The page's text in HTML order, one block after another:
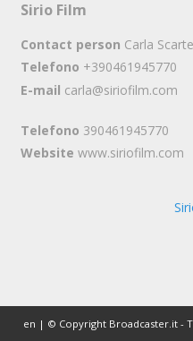
Sirio Film
Contact person Carla
Telefono +390461945770
E-mail carla@siriofilm.com
Telefono 390461945770
Website www.siriofilm.com
en | © Copyright Broadcaster.it -